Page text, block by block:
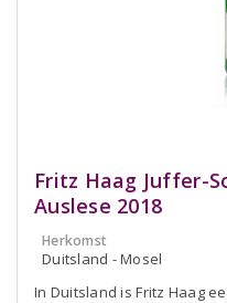
Fritz Haag Juffer-
Auslese 2018
Herkomst
Duitsland - Mosel
In Duitsland is Fritz Haag